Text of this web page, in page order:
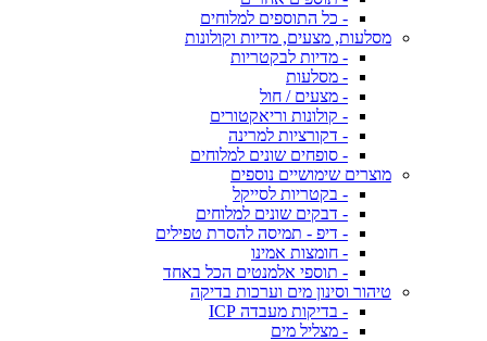
- כל התוספים למלוחים
מסלעות, מצעים, מדיות וקולונות
- מדיות לבקטריות
- מסלעות
- מצעים / חול
- קולונות וריאקטורים
- דקורציות למרינה
- סופחים שונים למלוחים
מוצרים שימושיים נוספים
- בקטריות לסייקל
- דבקים שונים למלוחים
- דיפ - תמיסה להסרת טפילים
- חומצות אמינו
- תוספי אלמנטים הכל באחד
טיהור וסינון מים וערכות בדיקה
- בדיקות מעבדה ICP
- מצליל מים